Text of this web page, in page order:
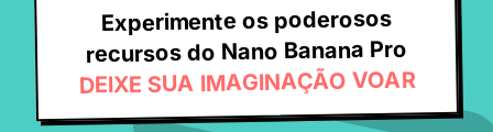
Experimente os poderosos
recursos do Nano Banana Pro
DEIXE SUA IMAGINAÇÃO VOAR